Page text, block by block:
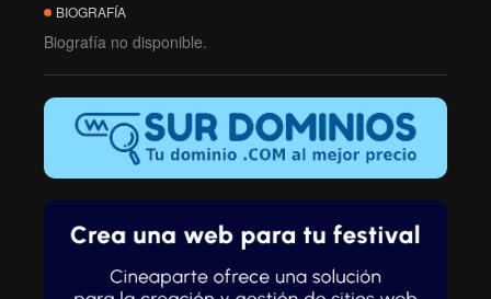
BIOGRAFÍA
Biografía no disponible.